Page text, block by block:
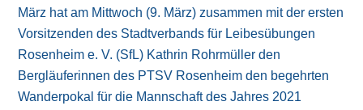
März hat am Mittwoch (9. März) zusammen mit der ersten
Vorsitzenden des Stadtverbands für Leibesübungen
Rosenheim e. V. (SfL) Kathrin Rohrmüller den
Bergläuferinnen des PTSV Rosenheim den begehrten
Wanderpokal für die Mannschaft des Jahres 2021